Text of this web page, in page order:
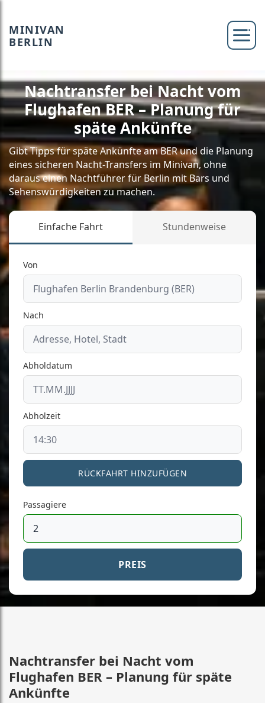
MINIVAN
BERLIN
Nachtransfer bei Nacht vom
Flughafen BER – Planung für
späte Ankünfte
Gibt Tipps für späte Ankünfte am BER und die Planung
eines sicheren Nacht-Transfers im Minivan, ohne
daraus einen Nachtführer für Berlin mit Bars und
Sehenswürdigkeiten zu machen.
Einfache Fahrt Stundenweise
Von
Nach
Abholdatum
Abholzeit
RÜCKFAHRT HINZUFÜGEN
Passagiere
PREIS
Nachtransfer bei Nacht vom
Flughafen BER – Planung für späte
Ankünfte